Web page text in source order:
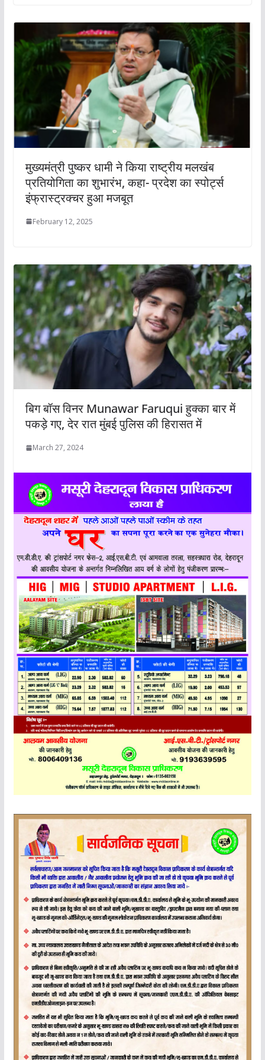
मुख्यमंत्री पुष्कर धामी ने किया राष्ट्रीय मलखंब
प्रतियोगिता का शुभारंभ, कहा- प्रदेश का स्पोर्ट्स
इंफ्रास्ट्रक्चर हुआ मजबूत
February 12, 2025
बिग बॉस विनर Munawar Faruqui हुक्का बार में
पकड़े गए, देर रात मुंबई पुलिस की हिरासत में
March 27, 2024